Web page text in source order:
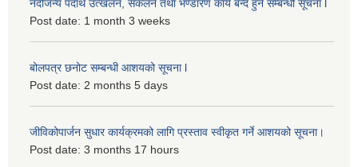
नदीजन्य पदार्थ उत्खलन, संकलन तथा भण्डारण कार्य बन्द हुने सम्बन्धी सूचना l
Post date: 1 month 3 weeks
बोलपत्र छनोट सम्बन्धी आशयको सूचना l
Post date: 2 months 5 days
जीविकोपार्जन सुधार कार्यक्रमको लागि प्रस्ताव स्वीकृत गर्ने आशयको सूचना।
Post date: 3 months 17 hours